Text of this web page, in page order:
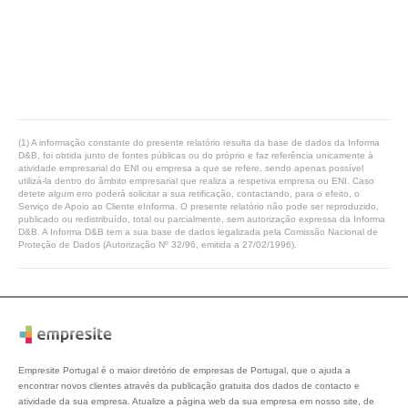
(1) A informação constante do presente relatório resulta da base de dados da Informa
D&B, foi obtida junto de fontes públicas ou do próprio e faz referência unicamente à
atividade empresarial do ENI ou empresa a que se refere, sendo apenas possível
utilizá-la dentro do âmbito empresarial que realiza a respetiva empresa ou ENI. Caso
detete algum erro poderá solicitar a sua retificação, contactando, para o efeito, o
Serviço de Apoio ao Cliente eInforma. O presente relatório não pode ser reproduzido,
publicado ou redistribuído, total ou parcialmente, sem autorização expressa da Informa
D&B. A Informa D&B tem a sua base de dados legalizada pela Comissão Nacional de
Proteção de Dados (Autorização Nº 32/96, emitida a 27/02/1996).
Empresite Portugal é o maior diretório de empresas de Portugal, que o ajuda a
encontrar novos clientes através da publicação gratuita dos dados de contacto e
atividade da sua empresa. Atualize a página web da sua empresa em nosso site, de